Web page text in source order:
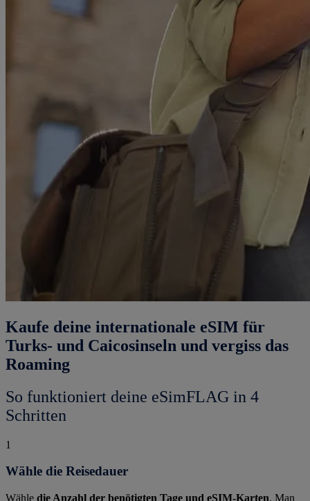
Kaufe deine internationale eSIM für
Turks- und Caicosinseln und vergiss das
Roaming
So funktioniert deine eSimFLAG in 4
Schritten
1
Wähle die Reisedauer
Wähle die Anzahl der benötigten Tage und eSIM-Karten. Man